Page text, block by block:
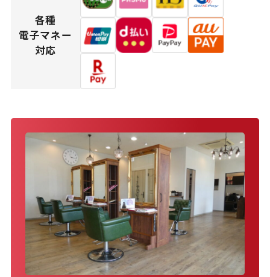
各種
電子マネー
対応